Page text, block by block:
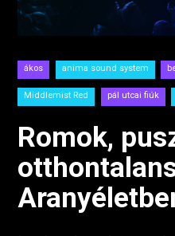
ákos anima sound system
Middlemist Red pál utcai fiúk
Romok,